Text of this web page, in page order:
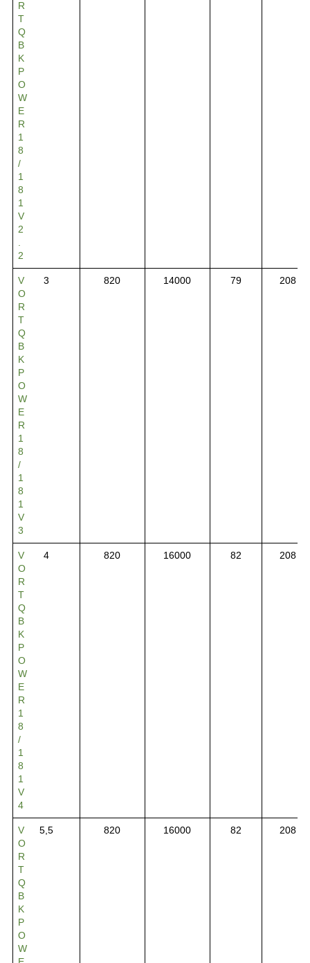
R
T
Q
B
K
P
O
W
E
R
1
8
/
1
8
1
V
2
2
V
O
R
T
Q
B
K
P
O
W
E
R
1
8
/
1
8
1
V
3
3 820 14000 79 208
V
O
R
T
Q
B
K
P
O
W
E
R
1
8
/
1
8
1
V
4
4 820 16000 82 208
V
O
R
T
Q
B
K
P
O
W
5,5 820 16000 82 208